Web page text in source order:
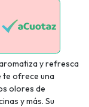
y refresca
te ofrece una
olores de
y más. Su